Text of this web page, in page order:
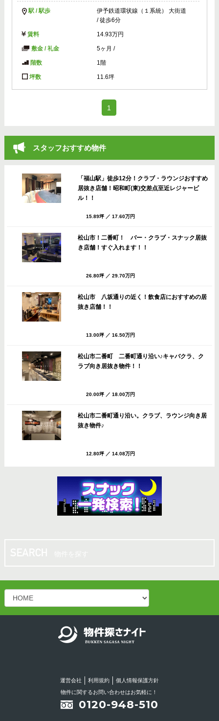
駅 / 駅歩
伊予鉄道環状線（１系統） 大街道
/ 徒歩6分
賃料 14.93万円
敷金 / 礼金 5ヶ月 /
階数 1階
坪数 11.6坪
1
スタッフおすすめ物件
「福山駅」徒歩12分！クラブ・ラウンジおすすめ
居抜き店舗！昭和町(東)交差点至近レジャービ
ル！！
15.89坪 ／ 17.60万円
松山市！二番町！ バー・クラブ・スナック居抜
き店舗！すぐ入れます！！
26.80坪 ／ 29.70万円
松山市 八坂通りの近く！飲食店におすすめの居
抜き店舗！！
13.00坪 ／ 16.50万円
松山市二番町 二番町通り沿い♪キャバクラ、ク
ラブ向き居抜き物件！！
20.00坪 ／ 18.00万円
松山市二番町通り沿い。クラブ、ラウンジ向き居
抜き物件♪
12.80坪 ／ 14.08万円
松山市 八坂通りすぐのバー・スナック向き居抜
き店舗！共益費・ごみ処理費サービス！！
10.00坪 ／ 13.20万円
15.00坪 ／ 14.30万円
16.50坪 ／ 18.15万円
運営会社 利用規約
個人情報保護方針
物件に関するお問い合わせはお気軽に！
0120-948-510